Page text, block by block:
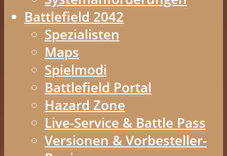
Battlefield 2042
Spezialisten
Maps
Spielmodi
Battlefield Portal
Hazard Zone
Live-Service & Battle Pass
Versionen & Vorbesteller-